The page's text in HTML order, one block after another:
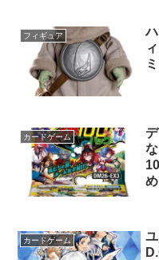
フィギュア
カードゲーム
め
カードゲーム